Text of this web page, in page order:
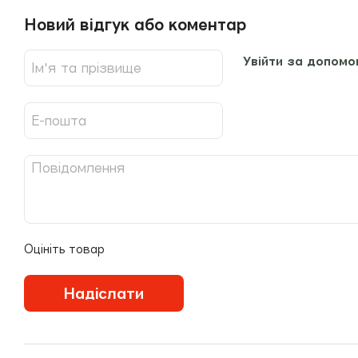
Новий відгук або коментар
Увійти за
Оцініть товар
Надіслати